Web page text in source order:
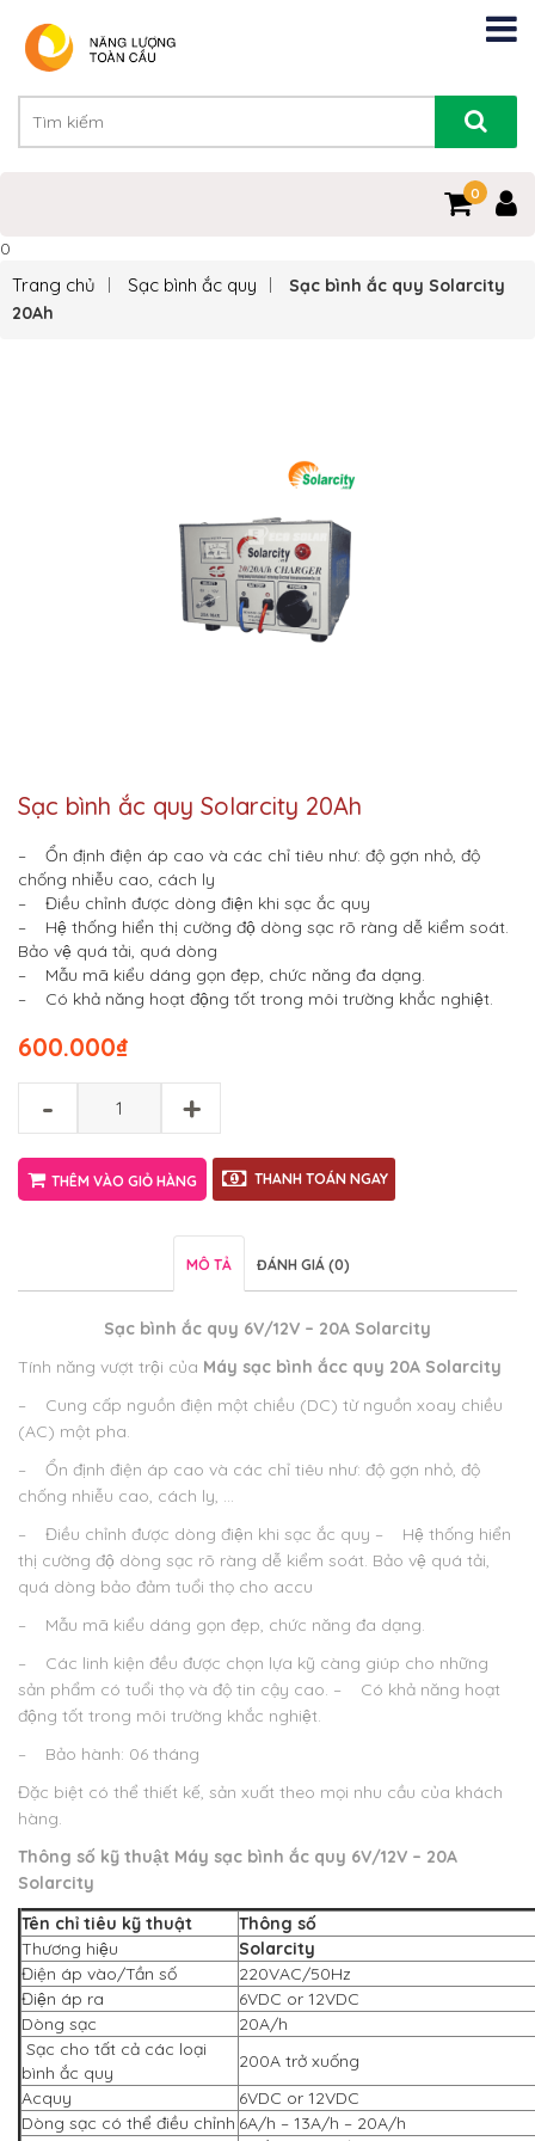
0
0
Trang chủ Sạc bình ắc quy
Sạc bình ắc quy Solarcity
20Ah
Sạc bình ắc quy Solarcity 20Ah
– Ổn định điện áp cao và các chỉ tiêu như: độ gợn nhỏ, độ
chống nhiễu cao, cách ly
– Điều chỉnh được dòng điện khi sạc ắc quy
– Hệ thống hiển thị cường độ dòng sạc rõ ràng dễ kiểm soát.
Bảo vệ quá tải, quá dòng
– Mẫu mã kiểu dáng gọn đẹp, chức năng đa dạng.
– Có khả năng hoạt động tốt trong môi trường khắc nghiệt.
₫
600.000
- +
THÊM VÀO GIỎ HÀNG THANH TOÁN NGAY
MÔ TẢ ĐÁNH GIÁ (0)
Sạc bình ắc quy 6V/12V – 20A Solarcity
Tính năng vượt trội của Máy sạc bình ắcc quy 20A Solarcity
– Cung cấp nguồn điện một chiều (DC) từ nguồn xoay chiều
(AC) một pha.
– Ổn định điện áp cao và các chỉ tiêu như: độ gợn nhỏ, độ
chống nhiễu cao, cách ly, …
– Điều chỉnh được dòng điện khi sạc ắc quy – Hệ thống hiển
thị cường độ dòng sạc rõ ràng dễ kiểm soát. Bảo vệ quá tải,
quá dòng bảo đảm tuổi thọ cho accu
– Mẫu mã kiểu dáng gọn đẹp, chức năng đa dạng.
– Các linh kiện đều được chọn lựa kỹ càng giúp cho những
sản phẩm có tuổi thọ và độ tin cậy cao. – Có khả năng hoạt
động tốt trong môi trường khắc nghiệt.
– Bảo hành: 06 tháng
Đặc biệt có thể thiết kế, sản xuất theo mọi nhu cầu của khách
hàng.
Thông số kỹ thuật Máy sạc bình ắc quy 6V/12V – 20A
Solarcity
Tên chỉ tiêu kỹ thuật
Thông số
Thương hiệu
Solarcity
Điện áp vào/Tần số
220VAC/50Hz
Điện áp ra
6VDC or 12VDC
Dòng sạc
20A/h
Sạc cho tất cả các loại
bình ắc quy
200A trở xuống
Acquy
6VDC or 12VDC
Dòng sạc có thể điều chỉnh 6A/h – 13A/h – 20A/h